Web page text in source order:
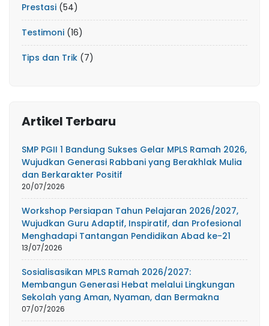
Prestasi (54)
Testimoni (16)
Tips dan Trik (7)
Artikel Terbaru
SMP PGII 1 Bandung Sukses Gelar MPLS Ramah 2026,
Wujudkan Generasi Rabbani yang Berakhlak Mulia
dan Berkarakter Positif
20/07/2026
Workshop Persiapan Tahun Pelajaran 2026/2027,
Wujudkan Guru Adaptif, Inspiratif, dan Profesional
Menghadapi Tantangan Pendidikan Abad ke-21
13/07/2026
Sosialisasikan MPLS Ramah 2026/2027:
Membangun Generasi Hebat melalui Lingkungan
Sekolah yang Aman, Nyaman, dan Bermakna
07/07/2026